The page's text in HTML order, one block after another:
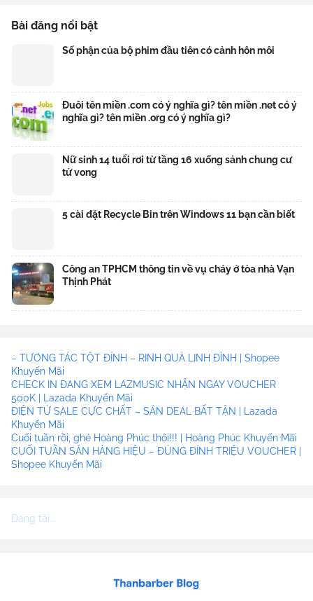
Bài đăng nổi bật
Số phận của bộ phim đầu tiên có cảnh hôn môi
Đuôi tên miền .com có ý nghĩa gì? tên miền .net có ý
nghĩa gì? tên miền .org có ý nghĩa gì?
Nữ sinh 14 tuổi rơi từ tầng 16 xuống sảnh chung cư
tử vong
5 cài đặt Recycle Bin trên Windows 11 bạn cần biết
Công an TPHCM thông tin về vụ cháy ở tòa nhà Vạn
Thịnh Phát
– TƯƠNG TÁC TỘT ĐỈNH – RINH QUÀ LINH ĐÌNH | Shopee
Khuyến Mãi
CHECK IN ĐANG XEM LAZMUSIC NHẬN NGAY VOUCHER
500K | Lazada Khuyến Mãi
ĐIỆN TỬ SALE CỰC CHẤT – SĂN DEAL BẤT TẬN | Lazada
Khuyến Mãi
Cuối tuần rồi, ghé Hoàng Phúc thôi!!! | Hoàng Phúc Khuyến Mãi
CUỐI TUẦN SĂN HÀNG HIỆU – ĐỦNG ĐỈNH TRIỆU VOUCHER |
Shopee Khuyến Mãi
Đang tải...